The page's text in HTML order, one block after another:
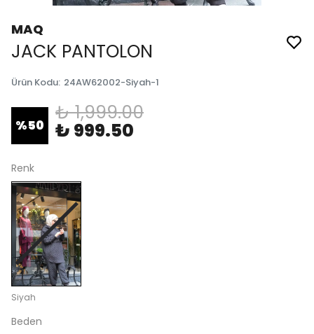
MAQ
JACK PANTOLON
Ürün Kodu: 24AW62002-Siyah-1
%50
₺ 1,999.00
₺ 999.50
Renk
Siyah
Beden